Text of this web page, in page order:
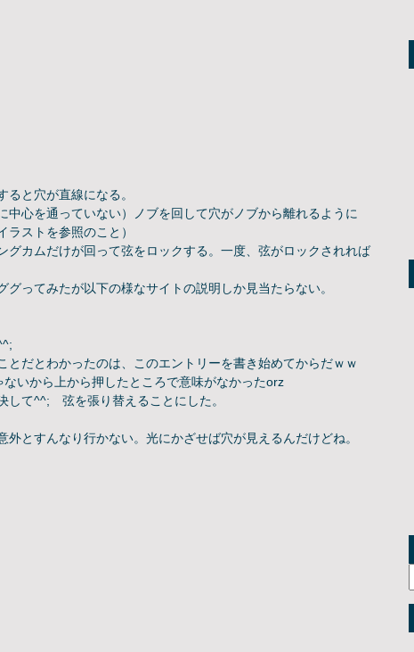
と穴が直線になる。
心を通っていない）ノブを回して穴がノブから離れるように
ラストを参照のこと ）
グカムだけが回って弦をロックする。 一度、弦がロックされれば
ってみたが以下の様なサイトの説明しか見当たらない。
だとわかったのは、このエントリーを書き始めてからだｗｗ
いから上から押したところで意味がなかったorz
して^^; 弦を張り替えることにした。
とすんなり行かない。光にかざせば穴が見えるんだけどね。